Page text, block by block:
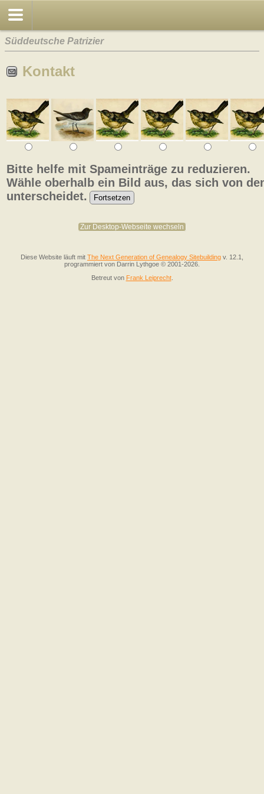
Süddeutsche Patrizier
Kontakt
Bitte helfe mit Spameinträge zu reduzieren.
Wähle oberhalb ein Bild aus, das sich von
unterscheidet.
Zur Desktop-Webseite wechseln
Diese Website läuft mit The Next Generation of Genealogy Sitebuilding v. 12.1,
programmiert von Darrin Lythgoe © 2001-2026.
Betreut von Frank Leiprecht.